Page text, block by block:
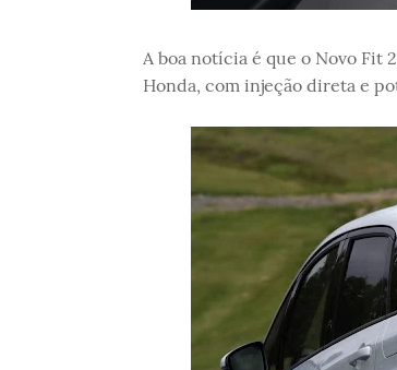
A boa notícia é que o Novo Fit
Honda, com injeção direta e